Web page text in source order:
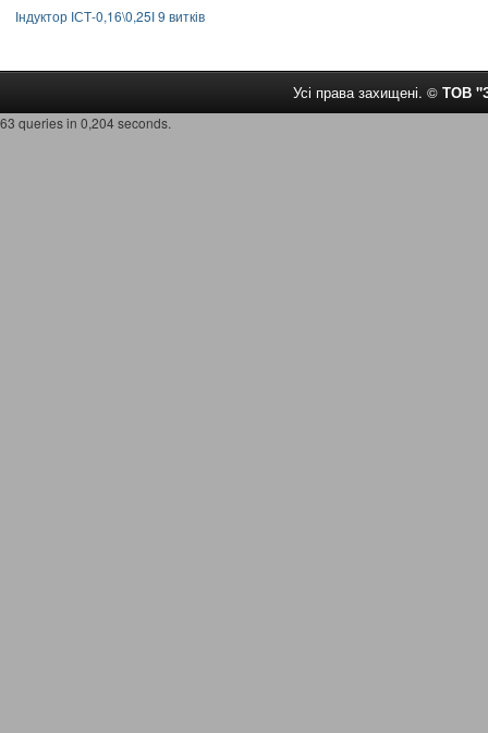
Індуктор ІСТ-0,16\0,25І 9 витків
Усі права захищені. © ТОВ
63 queries in 0,204 seconds.